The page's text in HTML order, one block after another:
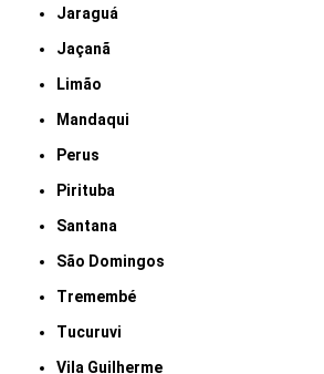
Jaraguá
Jaçanã
Limão
Mandaqui
Perus
Pirituba
Santana
São Domingos
Tremembé
Tucuruvi
Vila Guilherme